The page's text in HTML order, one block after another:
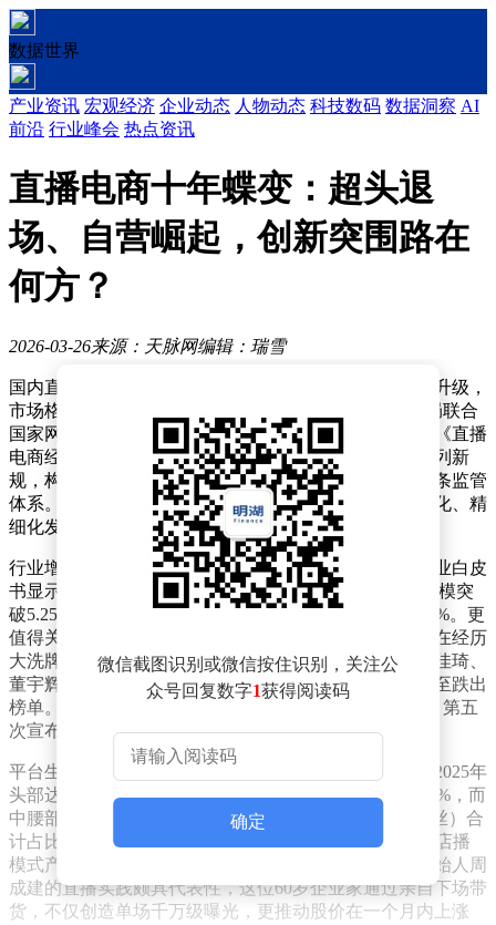
数据世界
产业资讯 宏观经济 企业动态 人物动态 科技数码 数据洞察 AI
前沿 行业峰会 热点资讯
直播电商十年蝶变：超头退
场、自营崛起，创新突围路在
何方？
2026-03-26来源：天脉网编辑：瑞雪
国内直播电商行业正经历一场深刻变革，监管力度持续升级，
市场格局加速重构。自2026年2月起，国家市场监管总局联合
国家网信办等部门连续出台《直播电商监督管理办法》《直播
电商经营者落实食品安全主体责任监督管理规定》等系列新
规，构建起覆盖资质审核、实时监测、联动处置的全链条监管
体系。这标志着行业正式告别野蛮生长阶段，步入规范化、精
细化发展新周期。
行业增速放缓与头部格局重构形成鲜明对比。据最新行业白皮
书显示，2025年国内直播电商用户规模达6.6亿，市场规模突
破5.25万亿元，但增速已从2023年的41.41%骤降至16.48%。更
值得关注的是，曾经占据流量制高点的超级主播群体正在经历
大洗牌。胡润研究院发布的达人商业价值榜单显示，李佳琦、
董宇辉等老牌超头流量明显下滑，小杨哥等昔日顶流甚至跌出
榜单。以辛巴团队为例，其核心成员辛有志在2025年8月第五
次宣布退网后，至今未正式回归直播带货领域。
平台生态的结构性调整正在重塑行业根基。数据显示，2025年
头部达人（粉丝超100万）贡献的GMV占比已降至10.66%，而
中腰部达人（10万-100万粉丝）和小达人（不足10万粉丝）合
计占比达89.34%。这种转变在品牌自播领域尤为明显，店播
模式产生的交易额已占据行业半壁江山。美特斯邦威创始人周
成建的直播实践颇具代表性，这位60岁企业家通过亲自下场带
货，不仅创造单场千万级曝光，更推动股价在一个月内上涨
微信截图识别或微信按住识别，关注公
众号回复数字1获得阅读码
确定